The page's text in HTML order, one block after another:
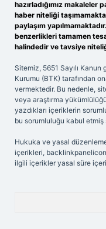
hazırladığımız makaleler
haber niteliği
paylaşım
benzerlikleri tamamen
halindedir ve tavsiye
Sitemiz, 5651 Sayılı
Kurumu (BTK) tarafından
vermektedir. Bu nedenle,
veya araştırma
yazdıkları içeriklerin
bu sorumluluğu kabul etmiş
Hukuka ve yasal
içerikleri,
ilgili içerikler yasal süre